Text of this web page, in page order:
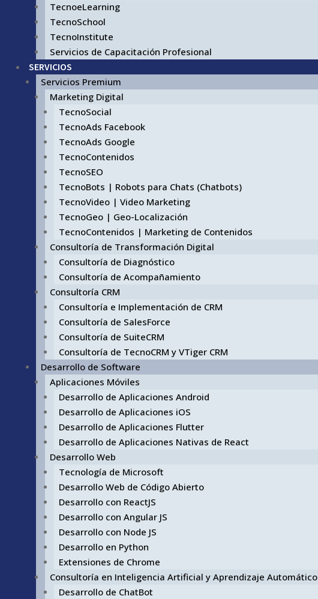
TecnoeLearning
TecnoSchool
TecnoInstitute
Servicios de Capacitación Profesional
SERVICIOS
Servicios Premium
Marketing Digital
TecnoSocial
TecnoAds Facebook
TecnoAds Google
TecnoContenidos
TecnoSEO
TecnoBots | Robots para Chats (Chatbots)
TecnoVideo | Video Marketing
TecnoGeo | Geo-Localización
TecnoContenidos | Marketing de Contenidos
Consultoría de Transformación Digital
Consultoría de Diagnóstico
Consultoría de Acompañamiento
Consultoría CRM
Consultoría e Implementación de CRM
Consultoría de SalesForce
Consultoría de SuiteCRM
Consultoría de TecnoCRM y VTiger CRM
Desarrollo de Software
Aplicaciones Móviles
Desarrollo de Aplicaciones Android
Desarrollo de Aplicaciones iOS
Desarrollo de Aplicaciones Flutter
Desarrollo de Aplicaciones Nativas de React
Desarrollo Web
Tecnología de Microsoft
Desarrollo Web de Código Abierto
Desarrollo con ReactJS
Desarrollo con Angular JS
Desarrollo con Node JS
Desarrollo en Python
Extensiones de Chrome
Consultoría en Inteligencia Artificial y Aprendizaje Automático
Desarrollo de ChatBot